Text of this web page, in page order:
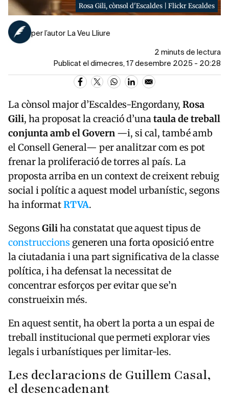
Rosa Gili, cònsol d'Escaldes | Flickr Escaldes
per l’autor La Veu Lliure
2 minuts de lectura
Publicat el dimecres, 17 desembre 2025 - 20:28
La cònsol major d’Escaldes-Engordany, Rosa
Gili, ha proposat la creació d’unataula de treball
conjunta amb el Govern —i, si cal, també amb
el Consell General— per analitzar com es pot
frenar la proliferació de torres al país. La
proposta arriba en un context de creixent rebuig
social i polític a aquest model urbanístic, segons
ha informatRTVA.
Segons Giliha constatat que aquest tipus de
construccions generen una forta oposició entre
la ciutadania i una part significativa de la classe
política, i ha defensat la necessitat de
concentrar esforços per evitar que se’n
construeixin més.
En aquest sentit, ha obert la porta a un espai de
treball institucional que permeti explorar vies
legals i urbanístiques per limitar-les.
Les declaracions de Guillem Casal,
el desencadenant